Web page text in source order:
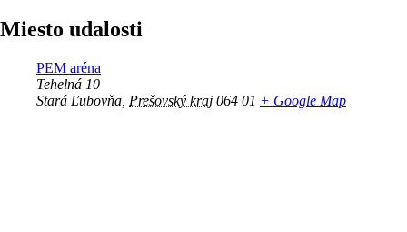
Miesto udalosti
PEM aréna
Tehelná 10
Stará Ľubovňa Prešovský kraj 064 01 + Google Map